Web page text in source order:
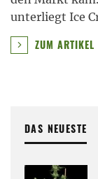
unterliegt Ice
ZUM ARTIKEL
DAS NEUESTE